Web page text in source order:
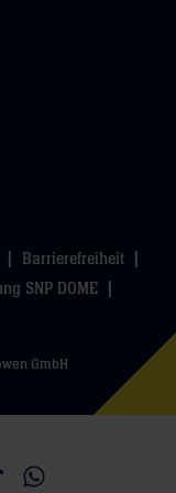
Barrierefreiheit
SNP DOME
GmbH